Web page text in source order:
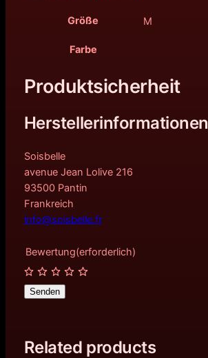
Größe M
Farbe
Produktsicherheit
Herstellerinformationen
Soisbelle
avenue Jean Lolive 216
93500 Pantin
Frankreich
info@soisbelle.fr
Bewertung(erforderlich)
Senden
Related products